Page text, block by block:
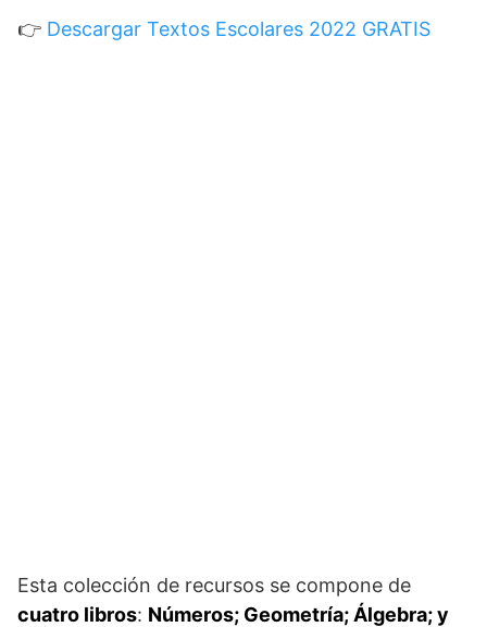
👉 Descargar Textos Escolares 2022 GRATIS
Esta colección de recursos se compone de
cuatro libros: Números; Geometría; Álgebra; y